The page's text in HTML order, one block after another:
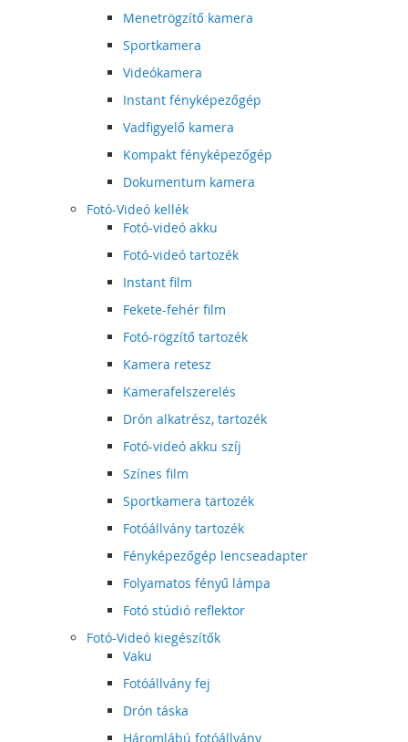
Menetrögzítő kamera
Sportkamera
Videókamera
Instant fényképezőgép
Vadfigyelő kamera
Kompakt fényképezőgép
Dokumentum kamera
Fotó-Videó kellék
Fotó-videó akku
Fotó-videó tartozék
Instant film
Fekete-fehér film
Fotó-rögzítő tartozék
Kamera retesz
Kamerafelszerelés
Drón alkatrész, tartozék
Fotó-videó akku szíj
Színes film
Sportkamera tartozék
Fotóállvány tartozék
Fényképezőgép lencseadapter
Folyamatos fényű lámpa
Fotó stúdió reflektor
Fotó-Videó kiegészítők
Vaku
Fotóállvány fej
Drón táska
Háromlábú fotóállvány